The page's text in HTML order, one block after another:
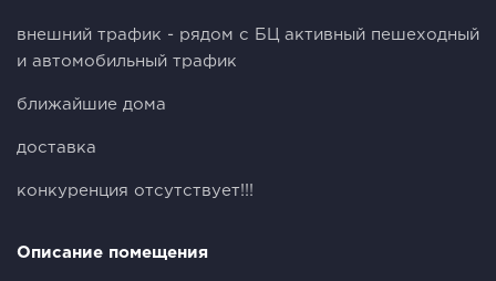
внешний трафик - рядом с БЦ активный пешеходный
и автомобильный трафик
ближайшие дома
доставка
конкуренция отсутствует!!!
Описание помещения